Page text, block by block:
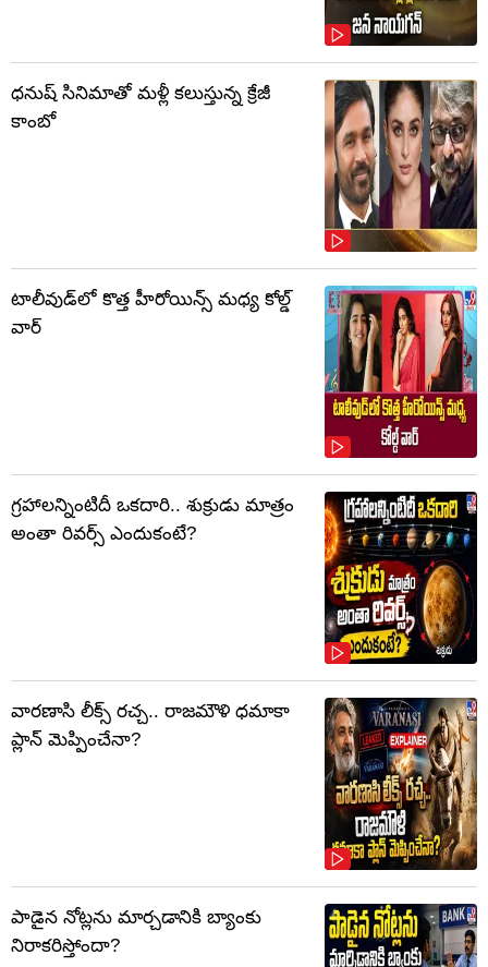
ధనుష్ సినిమాతో మళ్లీ కలుస్తున్న క్రేజీ
కాంబో
టాలీవుడ్‌లో కొత్త హీరోయిన్స్ మధ్య కోల్డ్
వార్
గ్రహాలన్నింటిదీ ఒకదారి.. శుక్రుడు మాత్రం
అంతా రివర్స్ ఎందుకంటే?
వారణాసి లీక్స్ రచ్చ.. రాజమౌళి ధమాకా
ప్లాన్ మెప్పించేనా?
పాడైన నోట్లను మార్చడానికి బ్యాంకు
నిరాకరిస్తోందా?